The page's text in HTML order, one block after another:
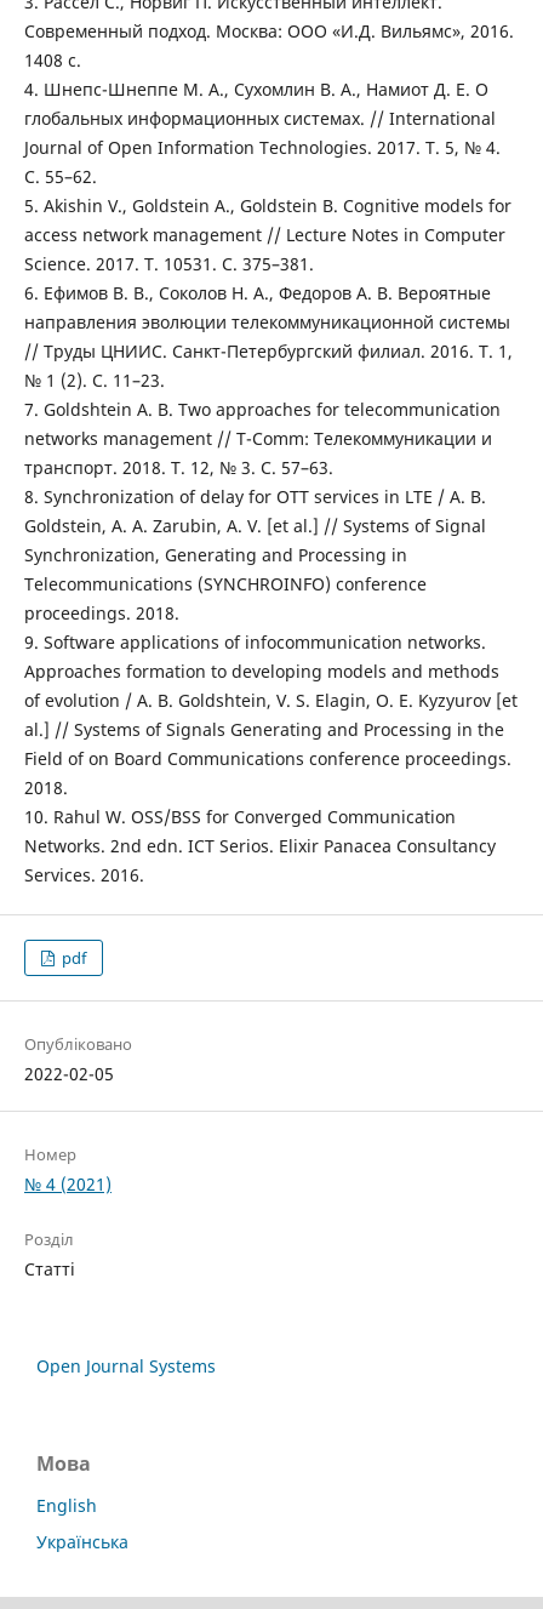
Современный подход. Москва: ООО «И.Д. Вильямс», 2016.
1408 с.
4. Шнепс-Шнеппе М. А., Сухомлин В. А., Намиот Д. Е. О
глобальных информационных системах. // International
Journal of Open Information Technologies. 2017. Т. 5, № 4.
С. 55–62.
5. Akishin V., Goldstein A., Goldstein B. Cognitive models for
access network management // Lecture Notes in Computer
Science. 2017. Т. 10531. С. 375–381.
6. Ефимов В. В., Соколов Н. А., Федоров А. В. Вероятные
направления эволюции телекоммуникационной системы
// Труды ЦНИИС. Санкт-Петербургский филиал. 2016. Т. 1,
№ 1 (2). С. 11–23.
7. Goldshtein A. B. Two approaches for telecommunication
networks management // T-Comm: Телекоммуникации и
транспорт. 2018. Т. 12, № 3. С. 57–63.
8. Synchronization of delay for OTT services in LTE / A. B.
Goldstein, A. A. Zarubin, A. V. [et al.] // Systems of Signal
Synchronization, Generating and Processing in
Telecommunications (SYNCHROINFO) conference
proceedings. 2018.
9. Software applications of infocommunication networks.
Approaches formation to developing models and methods
of evolution / A. B. Goldshtein, V. S. Elagin, O. E. Kyzyurov [et
al.] // Systems of Signals Generating and Processing in the
Field of on Board Communications conference proceedings.
2018.
10. Rahul W. OSS/BSS for Converged Communication
Networks. 2nd edn. ICT Serios. Elixir Panacea Consultancy
Services. 2016.
pdf
Опубліковано
2022-02-05
Номер
№ 4 (2021)
Розділ
Статті
Open Journal Systems
Мова
English
Українська